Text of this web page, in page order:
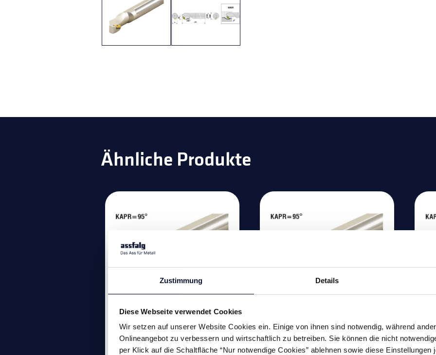
Zustimmung Details
Diese Webseite verwendet Cookies
Wir setzen auf unserer Website Cookies ein. Einige von ihnen sind notwendig, während
Onlineangebot zu verbessern und wirtschaftlich zu betreiben. Sie können die nicht
per Klick auf die Schaltfläche “Nur notwendige Cookies” ablehnen sowie diese Einstellungen
Ähnliche Produkte
Bohrstangen zu
CC.T 0602..
Bohrstangen zu
CC.T 09T3..